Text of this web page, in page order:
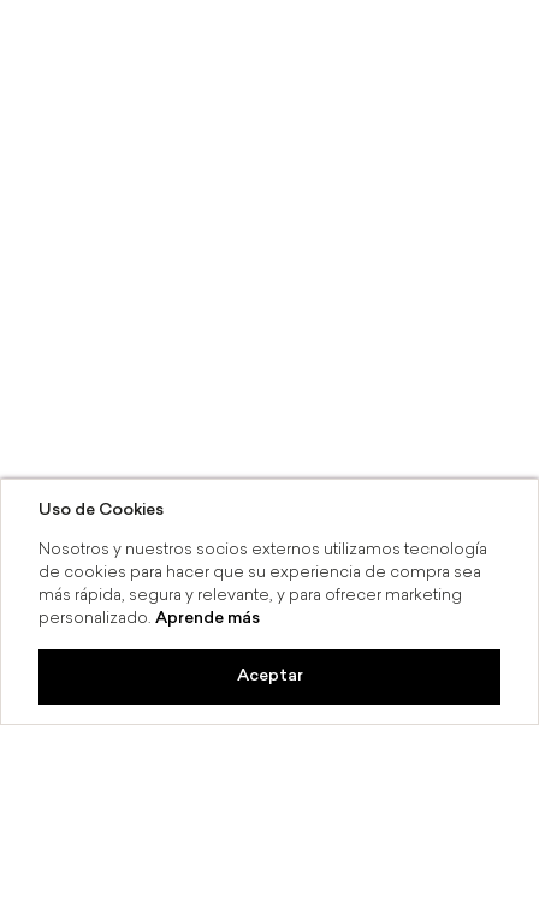
Uso de Cookies
Nosotros y nuestros socios externos utilizamos tecnología
de cookies para hacer que su experiencia de compra sea
más rápida, segura y relevante, y para ofrecer marketing
personalizado. Aprende más
Aceptar
6 MSI Compra en línea y recoge en